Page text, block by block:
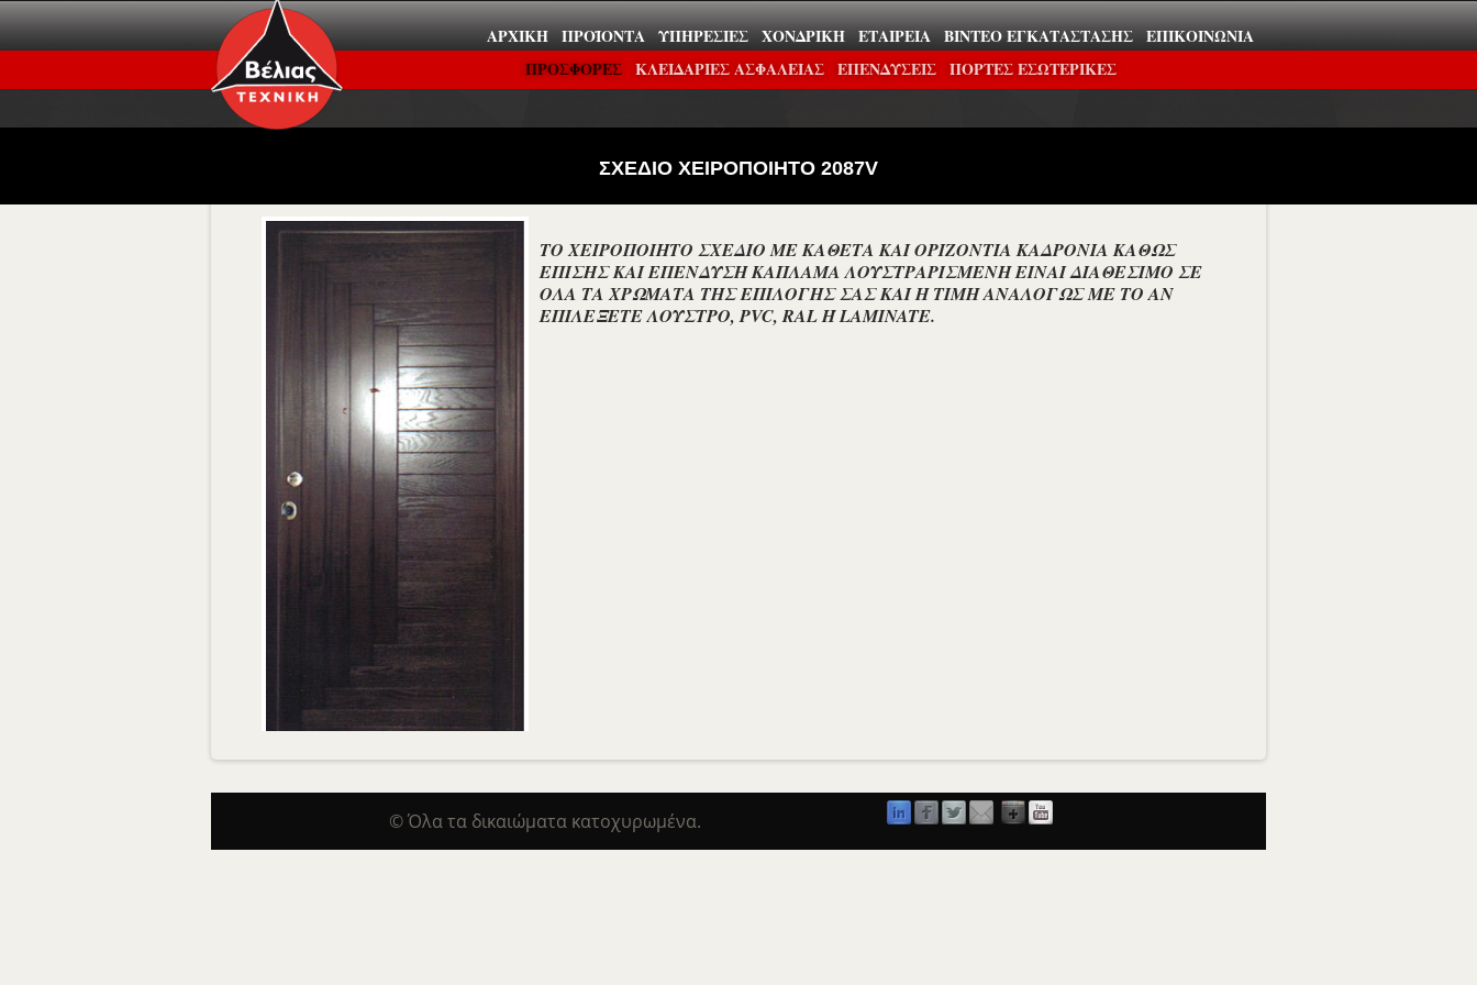
ΑΡΧΙΚΉ ΠΡΟΪΌΝΤΑ ΥΠΗΡΕΣΊΕΣ ΧΟΝΔΡΙΚΉ ΕΤΑΙΡΕΊΑ ΒΊΝΤΕΟ ΕΓΚΑΤΆΣΤΑΣΗΣ ΕΠΙΚΟΙΝΩΝΊΑ
ΠΡΟΣΦΟΡΕΣ ΚΛΕΙΔΑΡΙΕΣ ΑΣΦΑΛΕΙΑΣ ΕΠΕΝΔΎΣΕΙΣ ΠΟΡΤΕΣ ΕΣΩΤΕΡΙΚΕΣ
ΣΧΕΔΙΟ ΧΕΙΡΟΠΟΙΗΤΟ 2087V
ΤΟ ΧΕΙΡΟΠΟΙΗΤΟ ΣΧΕΔΙΟ ΜΕ ΚΑΘΕΤΑ ΚΑΙ ΟΡΙΖΟΝΤΙΑ ΚΑΔΡΟΝΙΑ ΚΑΘΩΣ
ΕΠΙΣΗΣ ΚΑΙ ΕΠΕΝΔΥΣΗ ΚΑΠΛΑΜΑ ΛΟΥΣΤΡΑΡΙΣΜΕΝΗ ΕΙΝΑΙ ΔΙΑΘΕΣΙΜΟ ΣΕ
ΟΛΑ ΤΑ ΧΡΩΜΑΤΑ ΤΗΣ ΕΠΙΛΟΓΗΣ ΣΑΣ ΚΑΙ Η ΤΙΜΗ ΑΝΑΛΟΓΩΣ ΜΕ ΤΟ ΑΝ
ΕΠΙΛΕΞΕΤΕ ΛΟΥΣΤΡΟ, PVC, RAL Ή LAMINATE.
© Όλα τα δικαιώματα κατοχυρωμένα.